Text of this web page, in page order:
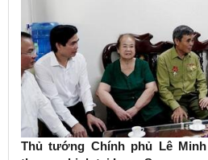
Thủ tướng Chính phủ Lê